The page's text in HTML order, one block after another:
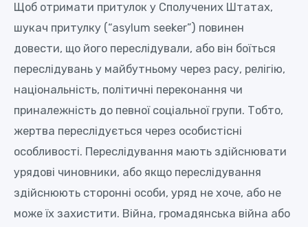
Щоб отримати притулок у Сполучених Штатах,
шукач притулку (“asylum seeker”) повинен
довести, що його переслідували, або він боїться
переслідувань у майбутньому через расу, релігію,
національність, політичні переконання чи
приналежність до певної соціальної групи. Тобто,
жертва переслідується через особистісні
особливості. Переслідування мають здійснювати
урядові чиновники, або якщо переслідування
здійснюють сторонні особи, уряд не хоче, або не
може їх захистити. Війна, громадянська війна або